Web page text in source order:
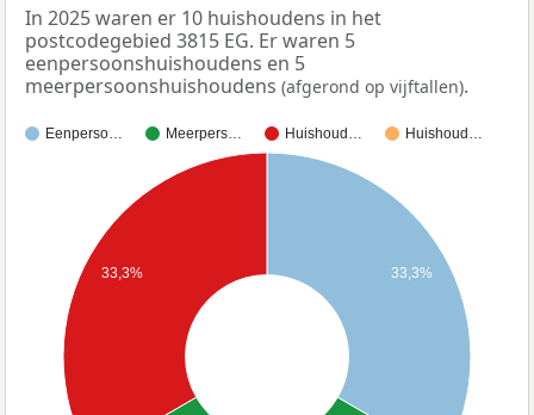
In 2025 waren er 10 huishoudens in het
postcodegebied 3815 EG. Er waren 5
eenpersoonshuishoudens en 5
meerpersoonshuishoudens (afgerond op vijftallen).
Eenperso… Meerpers… Huishoud… Huishoud…
33,3%
33,3%